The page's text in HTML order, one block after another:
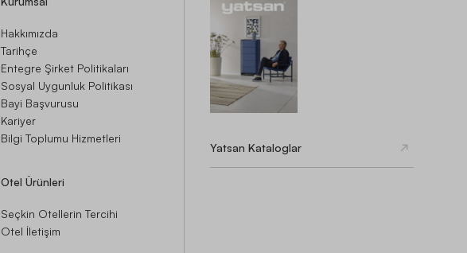
Hakkımızda
Tarihçe
Entegre Şirket Politikaları
Sosyal Uygunluk Politikası
Bayi Başvurusu
Kariyer
Bilgi Toplumu Hizmetleri
Otel Ürünleri
Seçkin Otellerin Tercihi
Otel İletişim
Yatsan Kataloglar